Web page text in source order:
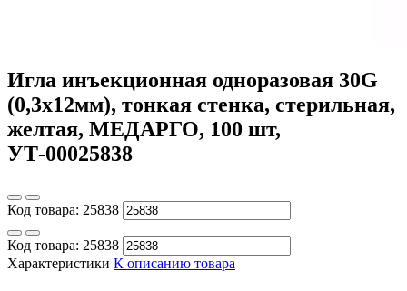
Игла инъекционная одноразовая 30G
(0,3х12мм), тонкая стенка, стерильная,
желтая, МЕДАРГО, 100 шт,
УТ-00025838
Код товара: 25838
Код товара: 25838
Характеристики К описанию товара